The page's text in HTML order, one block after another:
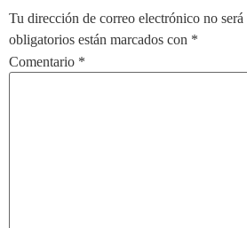
Tu dirección de correo electrónico no será
obligatorios están marcados con *
Comentario *